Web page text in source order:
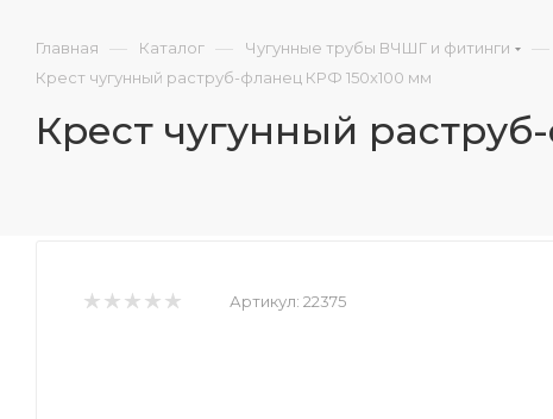
Главная — Каталог — Чугунные трубы ВЧШГ и фитинги —
Крест чугунный раструб-фланец КРФ 150х100 мм
Крест чугунный
Артикул: 22375